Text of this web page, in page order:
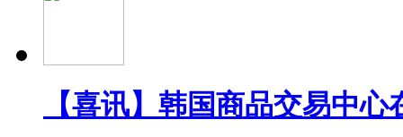
【喜讯】韩国商品交易中